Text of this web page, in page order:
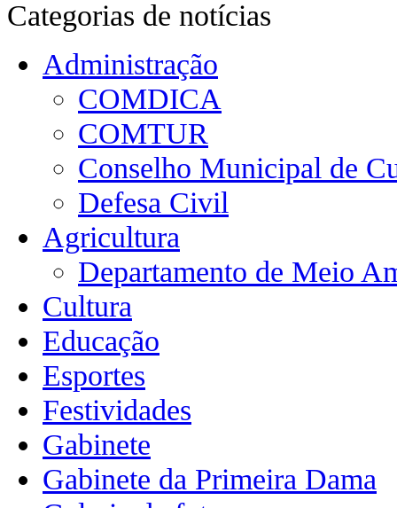
Categorias de notícias
Administração
COMDICA
COMTUR
Conselho Municipal de
Defesa Civil
Agricultura
Departamento de Meio
Cultura
Educação
Esportes
Festividades
Gabinete
Gabinete da Primeira Dama